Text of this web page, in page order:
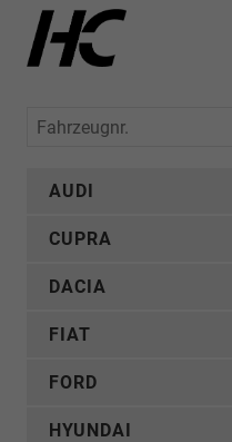
Fahrzeugnr.
AUDI
CUPRA
DACIA
FIAT
FORD
HYUNDAI